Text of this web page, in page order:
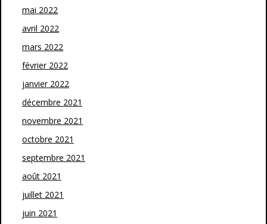
mai 2022
avril 2022
mars 2022
février 2022
janvier 2022
décembre 2021
novembre 2021
octobre 2021
septembre 2021
août 2021
juillet 2021
juin 2021